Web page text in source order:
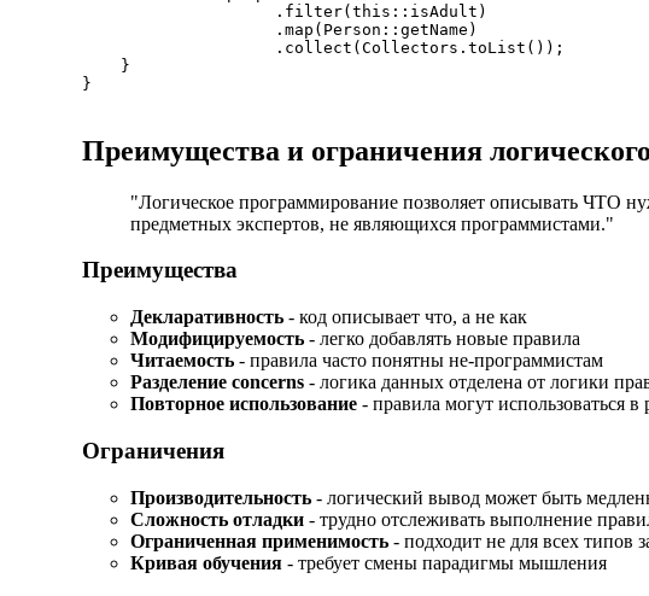
                    .filter(this::isAdult)
                    .map(Person::getName)
                    .collect(Collectors.toList());
    }
}
Преимущества и ограничения
"Логическое программирование позволяет описывать ЧТО
предметных экспертов, не являющихся программистами."
Преимущества
Декларативность - код описывает что, а не как
Модифицируемость - легко добавлять новые правила
Читаемость - правила часто понятны не-программистам
Разделение concerns - логика данных отделена от логики
Повторное использование - правила могут использоваться в
Ограничения
Производительность - логический вывод может быть
Сложность отладки - трудно отслеживать выполнение
Ограниченная применимость - подходит не для всех типов
Кривая обучения - требует смены парадигмы мышления